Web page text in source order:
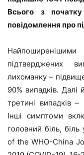
Всього з
повідомлення про
підтверджених
лихоманку –
90% випадків. Далі
третині випадків
Інші симптоми
головний біль,
of the WHO-China